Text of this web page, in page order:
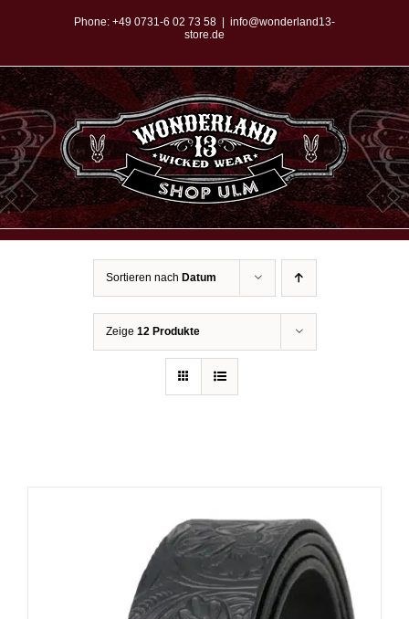
springen
Phone: +49 0731-6 02 73 58
info@wonderland13-
store.de
Sortieren nach Datum
Zeige 12 Produkte